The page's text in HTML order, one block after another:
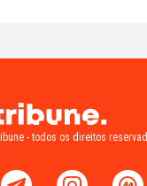
- todos os direitos